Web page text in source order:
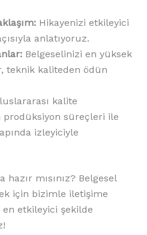
Hikayenizi etkileyici
anlatıyoruz.
Belgeselinizi en yüksek
teknik kaliteden ödün
kalite
prodüksiyon süreçleri ile
izleyiciyle
mısınız? Belgesel
için bizimle iletişime
etkileyici şekilde